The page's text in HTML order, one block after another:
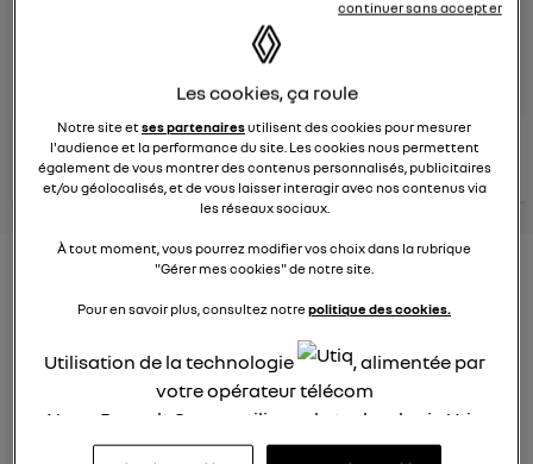
posez une question
conseils Renault
consultez les
conseils
similaires
voir tous les
conseils
Aides aux frais installation d'une
borne de recharge
Elena42
Le25 janvier 2022à17:24
Existe t-il des aides pour faire installer une borne de
recharge à domicile ?
Les cookies, ça roule
Notre site etses partenairesutilisent des cookies pour mesurer
l'audience et la performance du site. Les cookies nous permettent
également de vous montrer des contenus personnalisés, publicitaires
et/ou géolocalisés, et de vous laisser interagir avec nos contenus via
les réseaux sociaux.
À tout moment, vous pourrez modifier vos choix dans la rubrique
"Gérer mes cookies" de notre site.
Pour en savoir plus, consultez notrepolitique des cookies.
Utilisation de la technologie
, alimentée par
votre opérateur télécom
Nous, Renault Group, utilisons la technologie Utiq
pour nos activités digitales (telles que décrites
continuer sans accepter